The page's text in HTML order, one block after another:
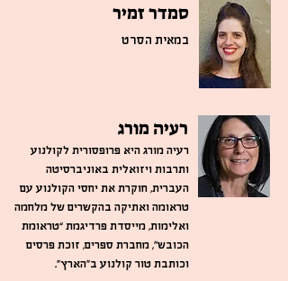
סמדר זמיר
במאית הסרט
רעיה מורג
רעיה מורג היא פרופסורית לקולנוע
ותרבות ויזואלית באוניברסיטה
העברית, חוקרת את יחסי הקולנוע עם
טראומה ואתיקה בהקשרים של מלחמה
ואלימות, מייסדת פרדיגמת “טראומת
הכובש”, מחברת ספרים, זוכת פרסים
וכותבת טור קולנוע ב”הארץ”.